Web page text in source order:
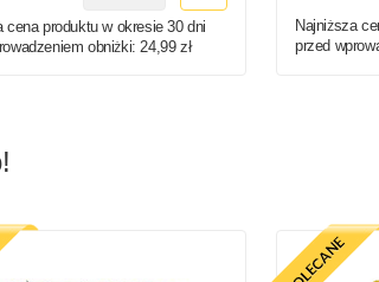
cena produktu w okresie 30 dni
obniżki:24,99 zł
Najniższa
przed